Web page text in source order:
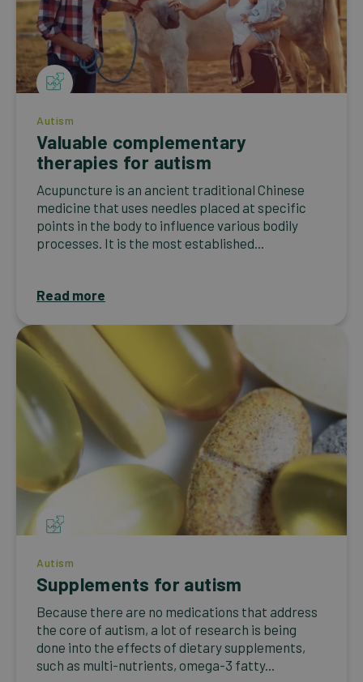
Autism
Valuable complementary
therapies for autism
Acupuncture is an ancient traditional Chinese
medicine that uses needles placed at specific
points in the body to influence various bodily
processes. It is the most established...
Read more
Autism
Supplements for autism
Because there are no medications that address
the core of autism, a lot of research is being
done into the effects of dietary supplements,
such as multi-nutrients, omega-3 fatty...